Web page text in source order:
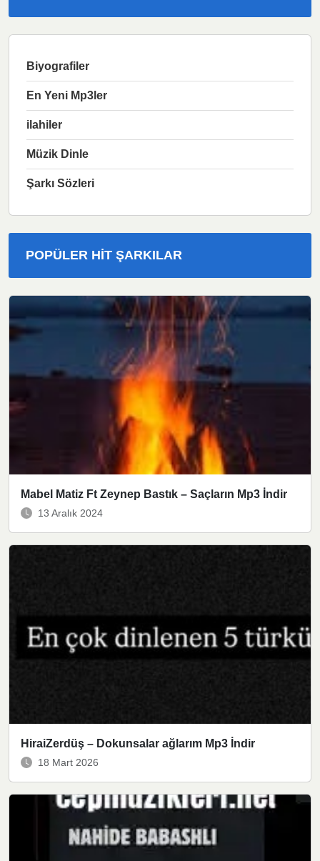
Biyografiler
En Yeni Mp3ler
ilahiler
Müzik Dinle
Şarkı Sözleri
POPÜLER HIT ŞARKILAR
Mabel Matiz Ft Zeynep Bastık – Saçların Mp3 İndir
13 Aralık 2024
HiraiZerdüş – Dokunsalar ağlarım Mp3 İndir
18 Mart 2026